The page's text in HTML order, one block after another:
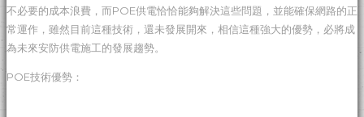
不必要的成本浪費，而POE供電恰恰能夠解決這些問題，並能確保網路的正
常運作，雖然目前這種技術，還未發展開來，相信這種強大的優勢，必將成
為未來安防供電施工的發展趨勢。
POE技術優勢：